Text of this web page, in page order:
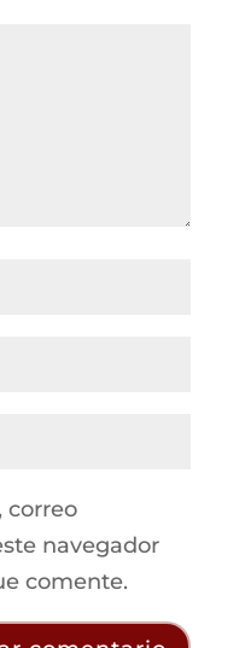
correo
navegador
comente.